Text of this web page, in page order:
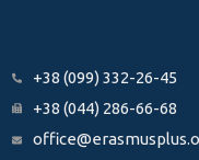
+38 (099) 332-26-45
+38 (044) 286-66-68